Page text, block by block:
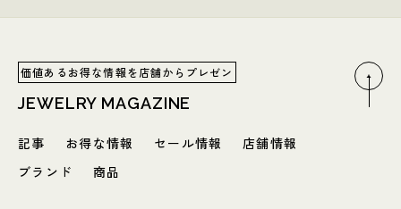
価値あるお得な情報を店舗からプレゼン
JEWELRY MAGAZINE
記事 お得な情報 セール情報
店舗情報
ブランド
商品